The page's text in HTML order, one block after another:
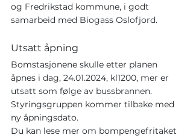
og Fredrikstad kommune, i godt
samarbeid med Biogass Oslofjord.
Utsatt åpning
Bomstasjonene skulle etter planen
åpnes i dag, 24.01.2024, kl1200, mer er
utsatt som følge av bussbrannen.
Styringsgruppen kommer tilbake med
ny åpningsdato.
Du kan lese mer om bompengefritaket